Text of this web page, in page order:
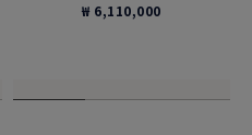
₩ 6,110,000